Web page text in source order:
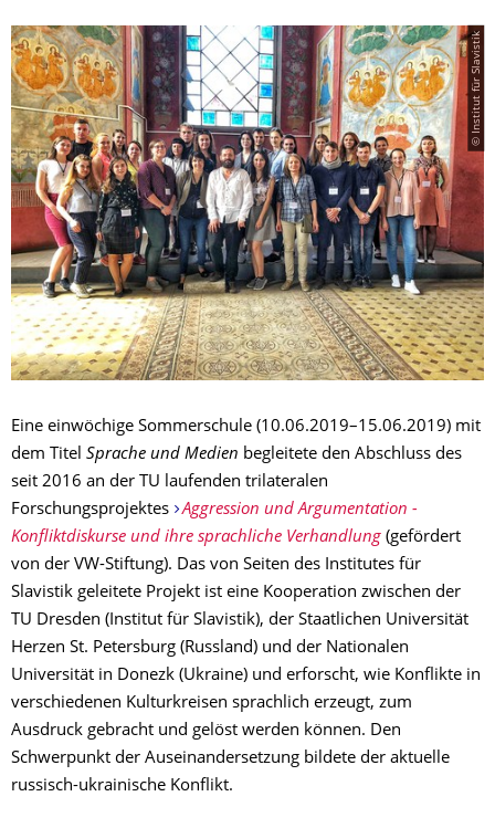
© Institut für Slavistik
Eine einwöchige Sommerschule (10.06.2019–15.06.2019) mit
dem Titel Sprache und Medien begleitete den Abschluss des
seit 2016 an der TU laufenden trilateralen
Forschungsprojektes
Aggression und Argumentation -
Konfliktdiskurse und ihre sprachliche Verhandlung (gefördert
von der VW-Stiftung). Das von Seiten des Institutes für
Slavistik geleitete Projekt ist eine Kooperation zwischen der
TU Dresden (Institut für Slavistik), der Staatlichen Universität
Herzen St. Petersburg (Russland) und der Nationalen
Universität in Donezk (Ukraine) und erforscht, wie Konflikte in
verschiedenen Kulturkreisen sprachlich erzeugt, zum
Ausdruck gebracht und gelöst werden können. Den
Schwerpunkt der Auseinandersetzung bildete der aktuelle
russisch-ukrainische Konflikt.